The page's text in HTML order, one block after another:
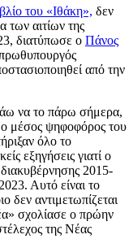
του «Ιθάκη», δεν
των αιτίων της
διατύπωσε ο Πάνος
από την
να το πάρω σήμερα,
μέσος ψηφοφόρος του
όλο το
εξηγήσεις γιατί ο
2015-
Αυτό είναι το
δεν αντιμετωπίζεται
σχολίασε ο πρώην
της Νέας